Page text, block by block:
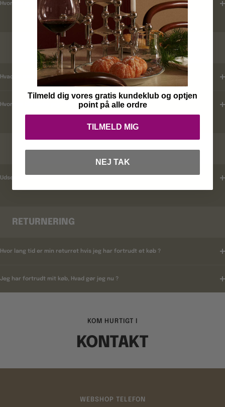
Hvordan tjekker jeg leveringstid ?
KUNDEKLUB
Hvad er mine fordele ?
Hvordan tilmelder jeg mig ?
RABATKODER
Udsender i rabatkoder ?
RETURNERING
Hvor lang tid er min returret hvis jeg har fortrudt et køb ?
Jeg har fortrudt mit køb, Hvad gør jeg nu ?
KOM HURTIGT I
KONTAKT
WEBSHOP TELEFON
Tilmeld dig vores gratis kundeklub og optjen
point på alle ordre
TILMELD MIG
NEJ TAK